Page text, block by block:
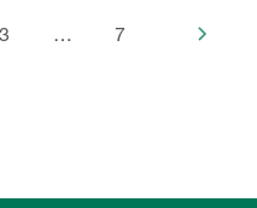
3 … 7